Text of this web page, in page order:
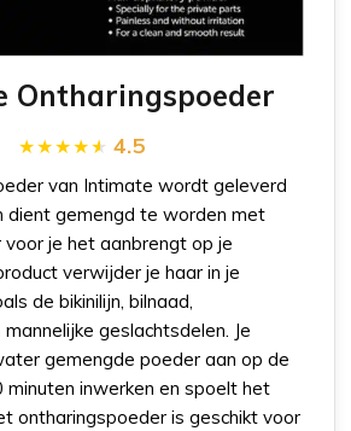
Ontharingspoeder
4.5
van Intimate wordt geleverd
dient gemengd te worden met
je het aanbrengt op je
verwijder je haar in je
de bikinilijn, bilnaad,
geslachtsdelen. Je
gemengde poeder aan op de
minuten inwerken en spoelt het
ontharingspoeder is geschikt voor